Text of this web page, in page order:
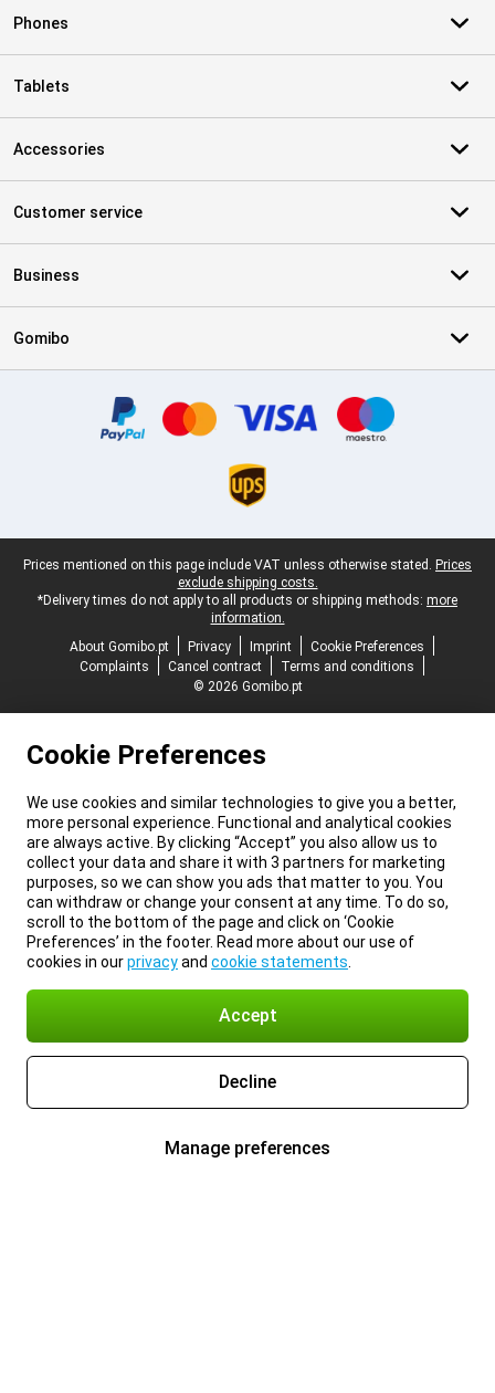
Phones
Tablets
Accessories
Customer service
Business
Gomibo
Legal footer
Prices mentioned on this page include VAT unless otherwise stated. Prices
exclude shipping costs.
*Delivery times do not apply to all products or shipping methods: more
information.
About Gomibo.pt
Privacy Imprint
Cookie Preferences
Complaints
Cancel contract
Terms and conditions
© 2026 Gomibo.pt
Cookie Preferences
We use cookies and similar technologies to give you a better,
more personal experience. Functional and analytical cookies
are always active. By clicking “Accept” you also allow us to
collect your data and share it with 3 partners for marketing
purposes, so we can show you ads that matter to you. You
can withdraw or change your consent at any time. To do so,
scroll to the bottom of the page and click on ‘Cookie
Preferences’ in the footer. Read more about our use of
cookies in ourprivacyand cookie statements
Accept
Decline
Manage preferences